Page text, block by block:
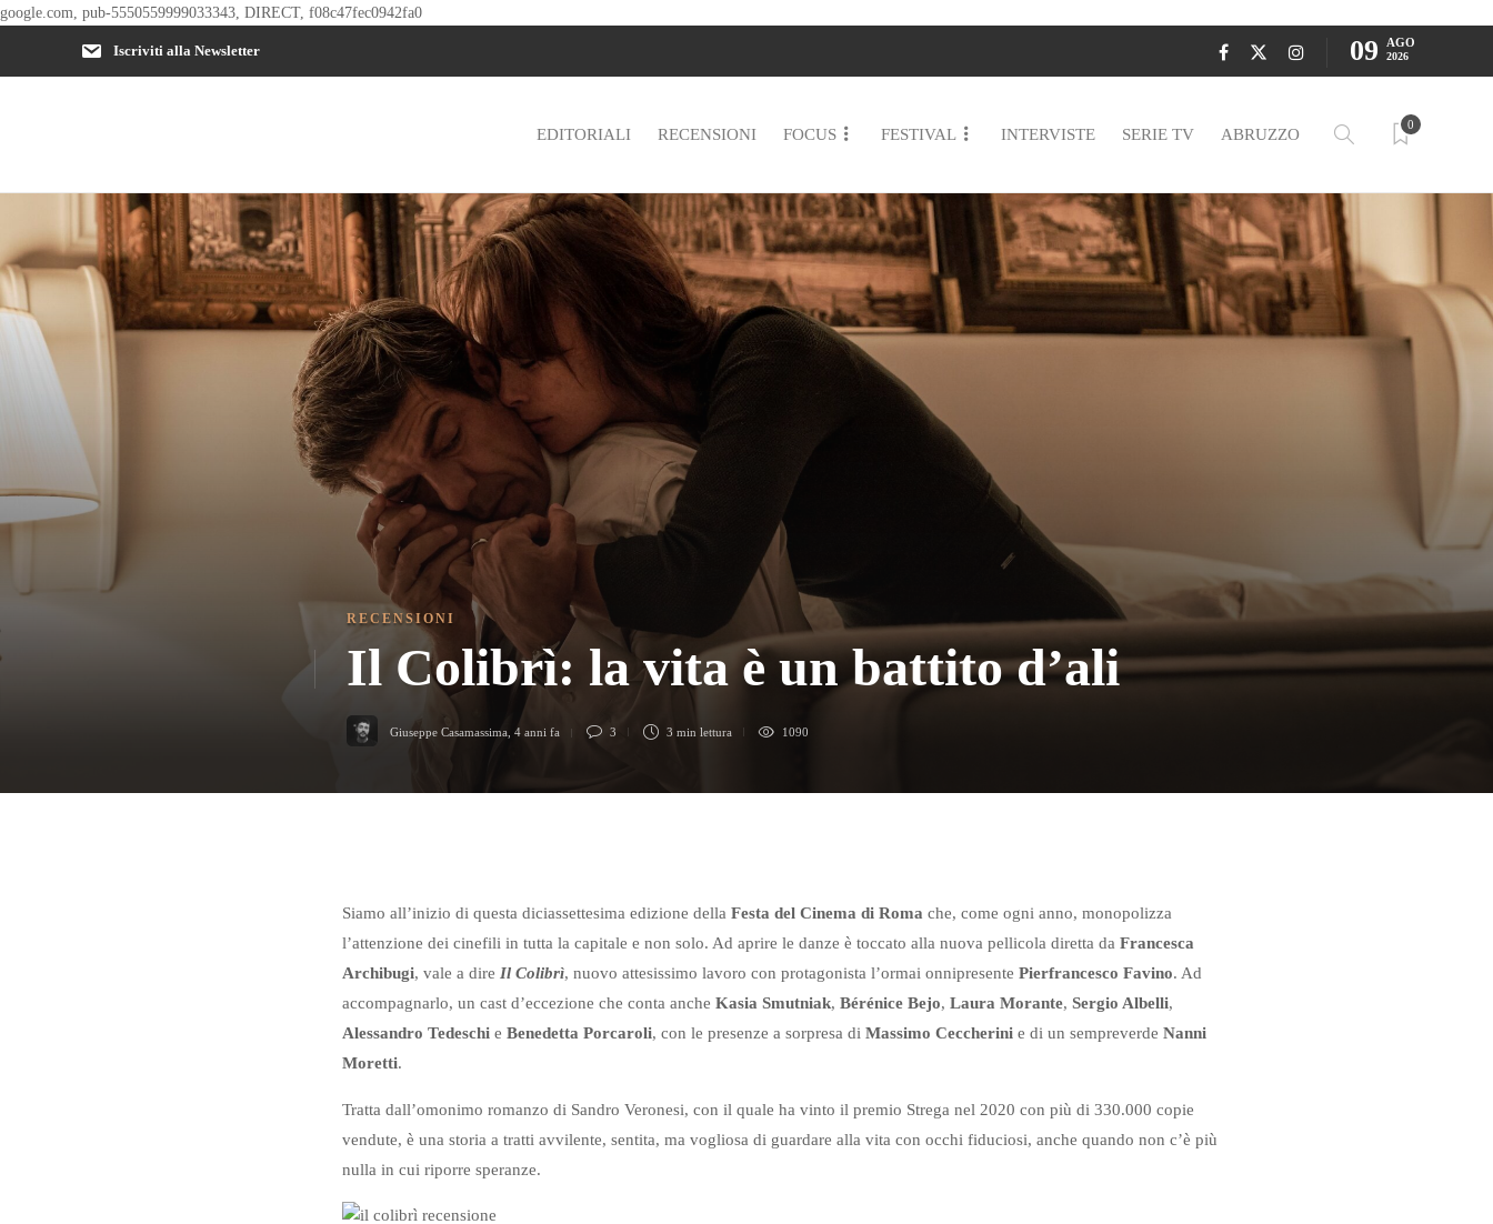
google.com, pub-5550559999033343, DIRECT, f08c47fec0942fa0
Iscriviti alla Newsletter 09 AGO
2026
EDITORIALI RECENSIONI FOCUS FESTIVAL INTERVISTE SERIE TV ABRUZZO
0
RECENSIONI
Il Colibrì: la vita è un battito d’ali
Giuseppe Casamassima 4 anni fa 3 3 min lettura 1090
Siamo all’inizio di questa diciassettesima edizione della Festa del Cinema di Roma che, come ogni anno, monopolizza
l’attenzione dei cinefili in tutta la capitale e non solo. Ad aprire le danze è toccato alla nuova pellicola diretta da Francesca
Archibugi, vale a dire Il Colibrì, nuovo attesissimo lavoro con protagonista l’ormai onnipresente Pierfrancesco Favino. Ad
accompagnarlo, un cast d’eccezione che conta anche Kasia Smutniak, Bérénice Bejo, Laura Morante, Sergio Albelli,
Alessandro Tedeschi e Benedetta Porcaroli, con le presenze a sorpresa di Massimo Ceccherini e di un sempreverde Nanni
Moretti.
Tratta dall’omonimo romanzo di Sandro Veronesi, con il quale ha vinto il premio Strega nel 2020 con più di 330.000 copie
vendute, è una storia a tratti avvilente, sentita, ma vogliosa di guardare alla vita con occhi fiduciosi, anche quando non c’è più
nulla in cui riporre speranze.